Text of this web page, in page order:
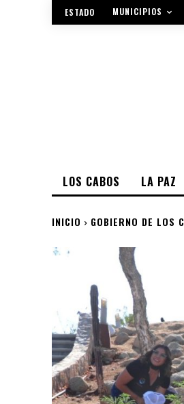
ESTADO MUNICIPIOS
LOS CABOS LA PAZ
INICIO GOBIERNO DE LOS